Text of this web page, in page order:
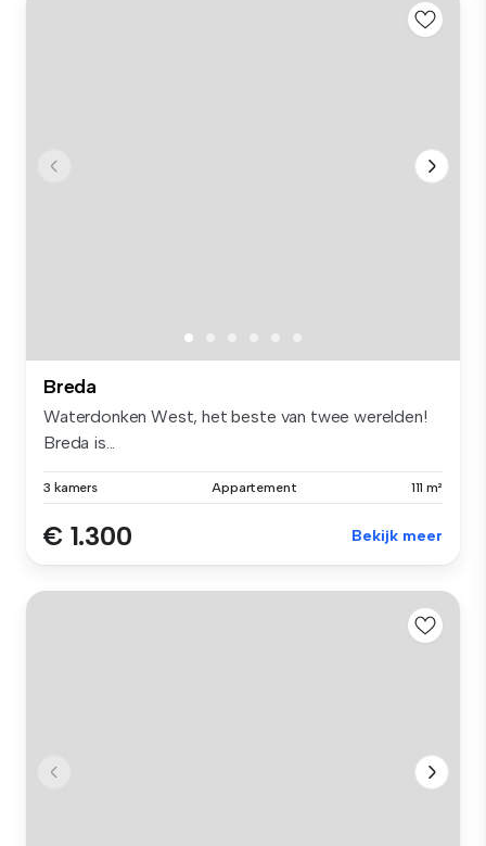
Breda
Waterdonken West, het beste van twee werelden!
Breda is...
3 kamers Appartement 111 m²
€ 1.300 Bekijk meer